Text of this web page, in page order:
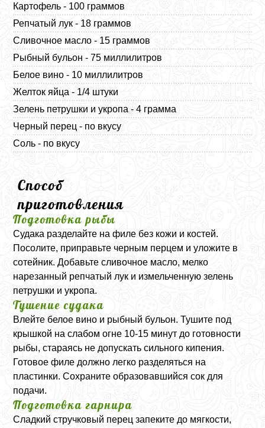
Картофель - 100 граммов
Репчатый лук - 18 граммов
Сливочное масло - 15 граммов
Рыбный бульон - 75 миллилитров
Белое вино - 10 миллилитров
Желток яйца - 1/4 штуки
Зелень петрушки и укропа - 4 грамма
Черный перец - по вкусу
Соль - по вкусу
Способ
приготовления
Подготовка рыбы
Судака разделайте на филе без кожи и костей.
Посолите, приправьте черным перцем и уложите в
сотейник. Добавьте сливочное масло, мелко
нарезанный репчатый лук и измельченную зелень
петрушки и укропа.
Тушение судака
Влейте белое вино и рыбный бульон. Тушите под
крышкой на слабом огне 10-15 минут до готовности
рыбы, стараясь не допускать сильного кипения.
Готовое филе должно легко разделяться на
пластинки. Сохраните образовавшийся сок для
подачи.
Подготовка гарнира
Сладкий стручковый перец запеките до мягкости,